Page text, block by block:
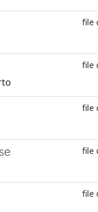
file
file
file
file
file